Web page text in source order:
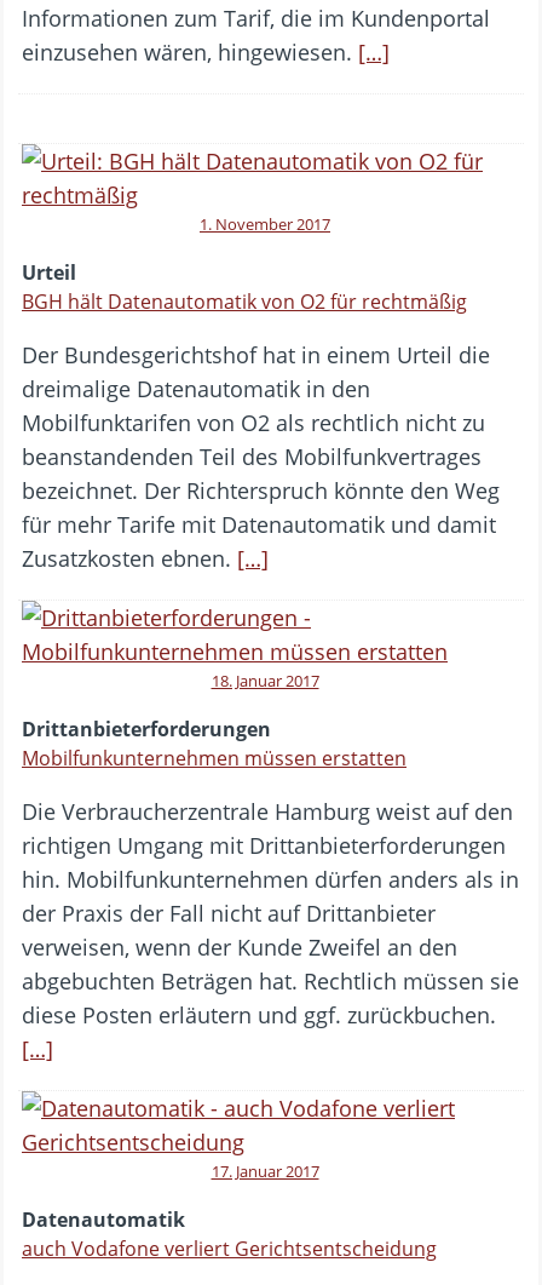
Informationen zum Tarif, die im Kundenportal
einzusehen wären, hingewiesen. […]
1. November 2017
Urteil
BGH hält Datenautomatik von O2 für rechtmäßig
Der Bundesgerichtshof hat in einem Urteil die
dreimalige Datenautomatik in den
Mobilfunktarifen von O2 als rechtlich nicht zu
beanstandenden Teil des Mobilfunkvertrages
bezeichnet. Der Richterspruch könnte den Weg
für mehr Tarife mit Datenautomatik und damit
Zusatzkosten ebnen. […]
18. Januar 2017
Drittanbieterforderungen
Mobilfunkunternehmen müssen erstatten
Die Verbraucherzentrale Hamburg weist auf den
richtigen Umgang mit Drittanbieterforderungen
hin. Mobilfunkunternehmen dürfen anders als in
der Praxis der Fall nicht auf Drittanbieter
verweisen, wenn der Kunde Zweifel an den
abgebuchten Beträgen hat. Rechtlich müssen sie
diese Posten erläutern und ggf. zurückbuchen.
[…]
17. Januar 2017
Datenautomatik
auch Vodafone verliert Gerichtsentscheidung